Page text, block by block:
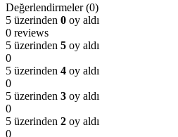
Değerlendirmeler (0)
5 üzerinden 0 oy aldı
0 reviews
5 üzerinden 5 oy aldı
0
5 üzerinden 4 oy aldı
0
5 üzerinden 3 oy aldı
0
5 üzerinden 2 oy aldı
0